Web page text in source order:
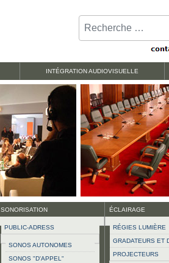
Rechercher
INTÉGRATION AUDIOVISUELLE
SONORISATION
PUBLIC-ADRESS
SONOS AUTONOMES
SONOS "D'APPEL"
ÉCLAIRAGE
RÉGIES LUMIÈRE
GRADATEURS ET
PROJECTEURS